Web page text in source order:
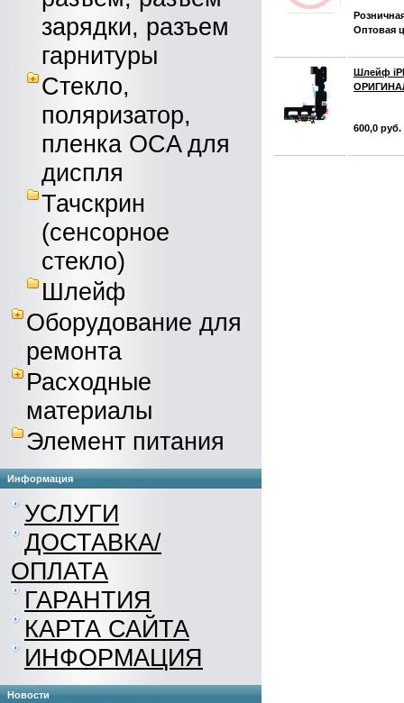
зарядки, разъем
гарнитуры
Стекло,
поляризатор,
пленка OCA для
диспля
Тачскрин
(сенсорное
стекло)
Шлейф
Оборудование для
ремонта
Расходные
материалы
Элемент питания
Информация
УСЛУГИ
ДОСТАВКА/
ОПЛАТА
ГАРАНТИЯ
КАРТА САЙТА
ИНФОРМАЦИЯ
Новости
Оптовая
Шлейф
600,0 руб.